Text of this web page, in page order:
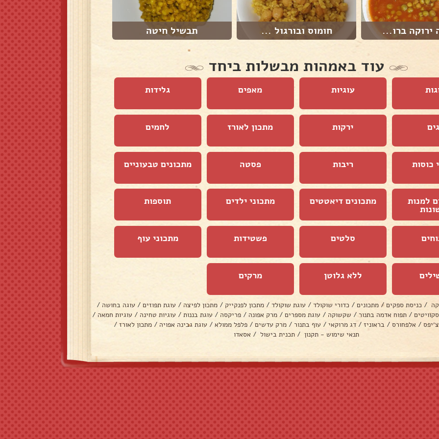
ירוקה ברו... חומוס ובורגול ... תבשיל חיטה
עוד באמהות מבשלות ביחד
עוגיות מאפים גלידות
ירקות מתכון לאורז לחמים
כוסות ריבות פסטה מתכונים טבעוניים
למנות מתכונים דיאטטים מתכוני ילדים תוספות
סלטים פשטידות מתכוני עוף
ללא גלוטן מרקים
/ כניסת ספקים / מתכונים / כדורי שוקולד / עוגת שוקולד / מתכון לפנקייק / מתכון לפיצה / עוגת תפוזים / עוגה בחושה /
/ תפוח אדמה בתנור / שקשוקה / עוגת מספרים / מרק אפונה / פריקסה / עוגת בננות / עוגיות טחינה / עוגיות חמאה /
/ אלפחורס / בראוניז / דג מרוקאי / עוף בתנור / מרק עדשים / פלפל ממולא / עוגת גבינה אפויה / מתכון לאורז /
תנאי שימוש - תקנון / תכנית בישול / אסאדו